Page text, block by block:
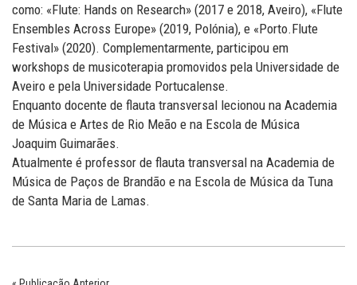
como: «Flute: Hands on Research» (2017 e 2018, Aveiro), «Flute
Ensembles Across Europe» (2019, Polónia), e «Porto.Flute
Festival» (2020). Complementarmente, participou em
workshops de musicoterapia promovidos pela Universidade de
Aveiro e pela Universidade Portucalense.
Enquanto docente de flauta transversal lecionou na Academia
de Música e Artes de Rio Meão e na Escola de Música
Joaquim Guimarães.
Atualmente é professor de flauta transversal na Academia de
Música de Paços de Brandão e na Escola de Música da Tuna
de Santa Maria de Lamas.